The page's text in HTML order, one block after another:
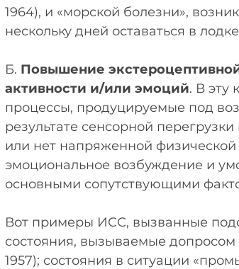
1964), и «морской болезни»,
нескольку дней оставаться в
Б. Повышение
активности и/или эмоций. В эту
процессы, продуцируемые под
результате сенсорной
или нет напряженной
эмоциональное возбуждение и
основными сопутствующими
Вот примеры ИСС, вызванные
состояния, вызываемые допросом
1957); состояния в ситуации